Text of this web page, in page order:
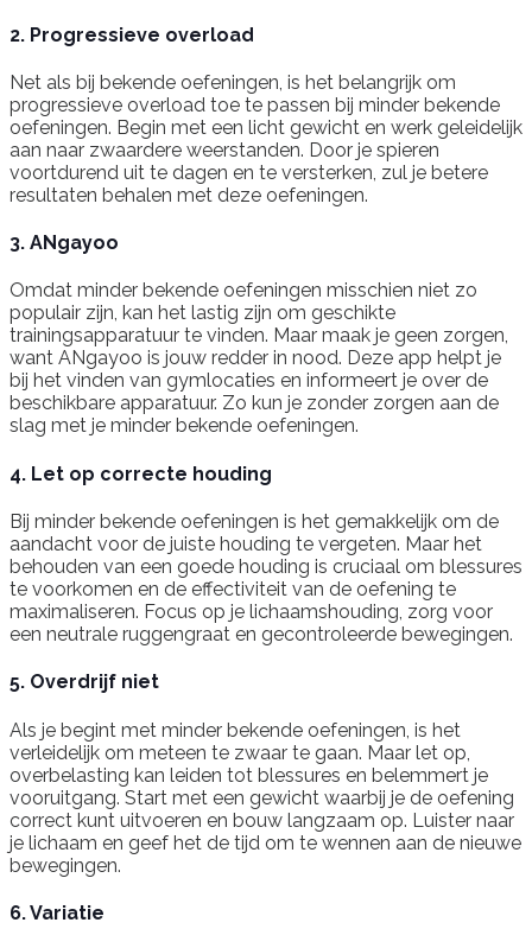
2. Progressieve overload
Net als bij bekende oefeningen, is het belangrijk om
progressieve overload toe te passen bij minder bekende
oefeningen. Begin met een licht gewicht en werk geleidelijk
aan naar zwaardere weerstanden. Door je spieren
voortdurend uit te dagen en te versterken, zul je betere
resultaten behalen met deze oefeningen.
3. ANgayoo
Omdat minder bekende oefeningen misschien niet zo
populair zijn, kan het lastig zijn om geschikte
trainingsapparatuur te vinden. Maar maak je geen zorgen,
want ANgayoo is jouw redder in nood. Deze app helpt je
bij het vinden van gymlocaties en informeert je over de
beschikbare apparatuur. Zo kun je zonder zorgen aan de
slag met je minder bekende oefeningen.
4. Let op correcte houding
Bij minder bekende oefeningen is het gemakkelijk om de
aandacht voor de juiste houding te vergeten. Maar het
behouden van een goede houding is cruciaal om blessures
te voorkomen en de effectiviteit van de oefening te
maximaliseren. Focus op je lichaamshouding, zorg voor
een neutrale ruggengraat en gecontroleerde bewegingen.
5. Overdrijf niet
Als je begint met minder bekende oefeningen, is het
verleidelijk om meteen te zwaar te gaan. Maar let op,
overbelasting kan leiden tot blessures en belemmert je
vooruitgang. Start met een gewicht waarbij je de oefening
correct kunt uitvoeren en bouw langzaam op. Luister naar
je lichaam en geef het de tijd om te wennen aan de nieuwe
bewegingen.
6. Variatie